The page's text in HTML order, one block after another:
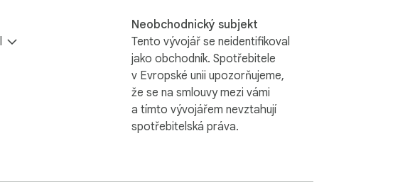
Neobchodnický subjekt
Tento vývojář se neidentifikoval
jako obchodník. Spotřebitele
v Evropské unii upozorňujeme,
že se na smlouvy mezi vámi
a tímto vývojářem nevztahují
spotřebitelská práva.